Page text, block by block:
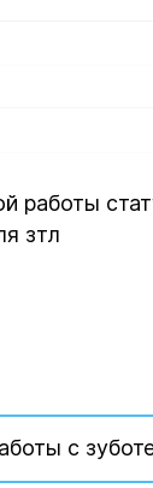
работы
зтл
с